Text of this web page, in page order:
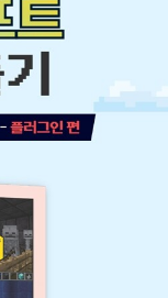
수집하고 공부했으
류하기도 했습니다.
다른 사람이 만들어
아니었습니다. 그
해주는 ‘도구’이자
도 하고, 블록을 쌓
같이 게임을 즐길 수